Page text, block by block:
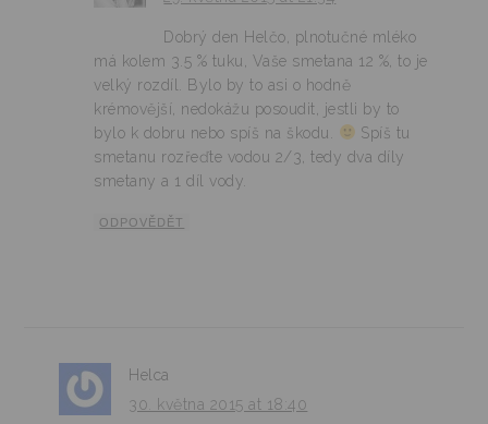
Dobrý den Helčo, plnotučné mléko
má kolem 3.5 % tuku, Vaše smetana 12 %, to je
velký rozdíl. Bylo by to asi o hodně
krémovější, nedokážu posoudit, jestli by to
bylo k dobru nebo spíš na škodu.
Spíš tu
smetanu rozřeďte vodou 2/3, tedy dva díly
smetany a 1 díl vody.
ODPOVĚDĚT
Helca
30. května 2015 at 18:40